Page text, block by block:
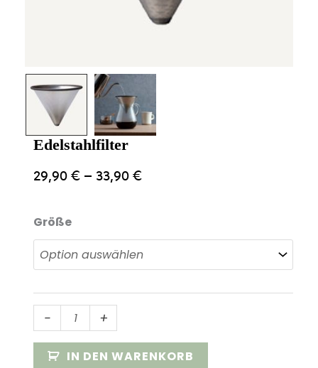
Edelstahlfilter
29,90€ – 33,90€
Größe
-
Edelstahlfilter
Menge
+
IN DEN WARENKORB